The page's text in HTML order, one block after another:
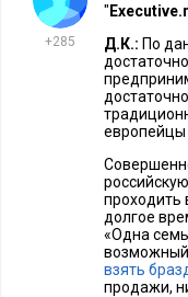
процедуры
планирования и
существенно ниже
Многое
наследников. Если
системы
Если это
компанией либо
следующего
частных
+285
"
Д.К.: По
европейцы
проходить
долгое
«Одна
возможный
взять
продажи,